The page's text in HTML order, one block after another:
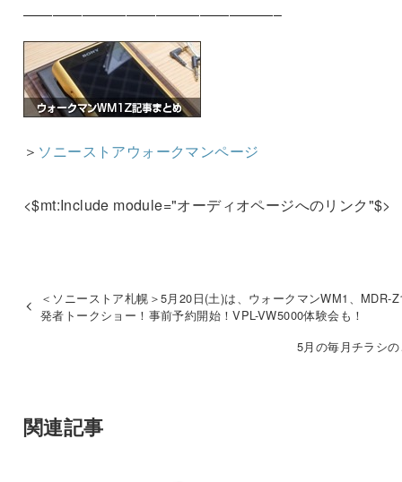
—————————————————–
＞ ソニーストアウォークマンページ
<$mt:Include module="オーディオページへのリンク"$>
＜ソニーストア札幌＞5月20日(土)は、ウォークマンWM1、MDR-
発者トークショー！事前予約開始！VPL-VW5000体験会も！
5月の毎月チラシ
関連記事